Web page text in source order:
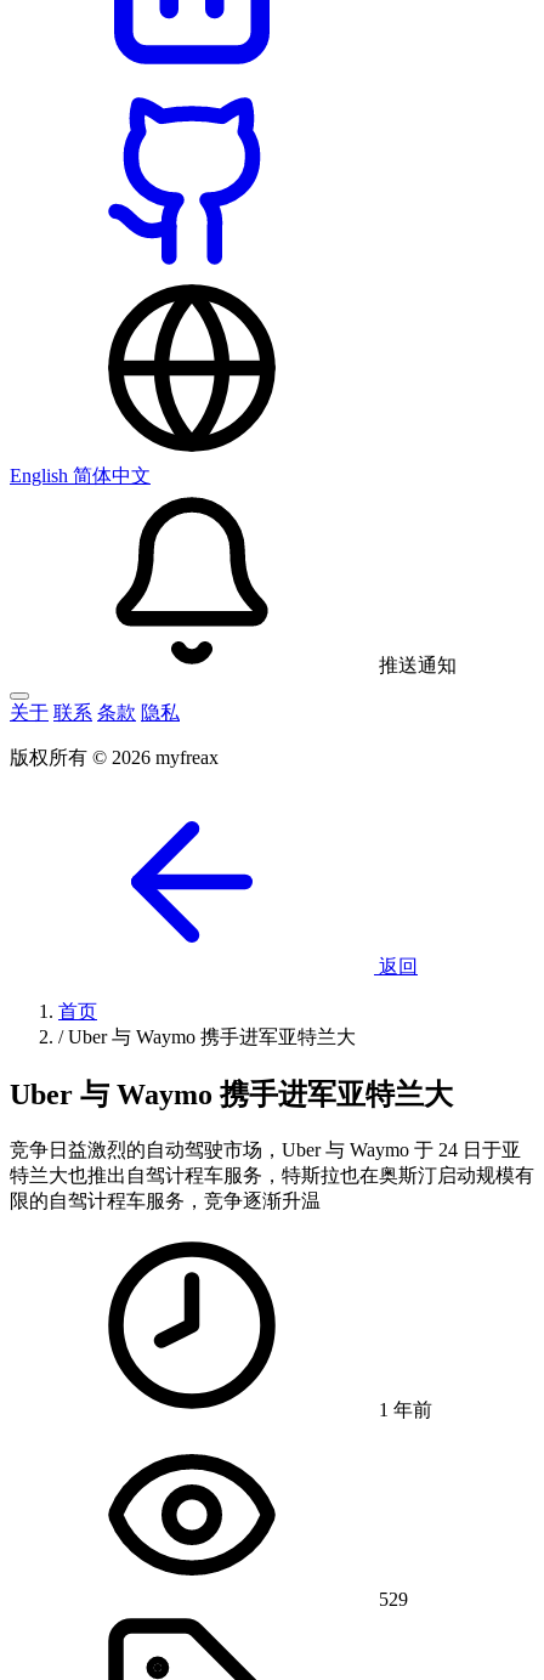
English 简体中文
推送通知
关于 联系 条款 隐私
版权所有 © 2026 myfreax
返回
首页
/ Uber 与 Waymo 携手进军亚特兰大
Uber 与 Waymo 携手进军亚特兰大
竞争日益激烈的自动驾驶市场，Uber 与 Waymo 于 24 日于亚
特兰大也推出自驾计程车服务，特斯拉也在奥斯汀启动规模有
限的自驾计程车服务，竞争逐渐升温
1 年前
529